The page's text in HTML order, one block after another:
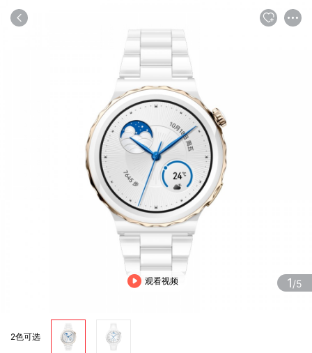
1/5
观看视频
2色可选